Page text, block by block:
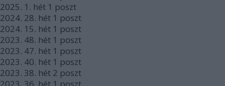
2025. 1. hét 1 poszt
2024. 28. hét 1 poszt
2024. 15. hét 1 poszt
2023. 48. hét 1 poszt
2023. 47. hét 1 poszt
2023. 40. hét 1 poszt
2023. 38. hét 2 poszt